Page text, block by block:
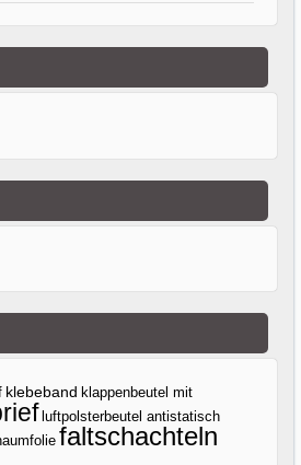
klebeband klappenbeutel mit
luftpolsterbeutel antistatisch
faltschachteln